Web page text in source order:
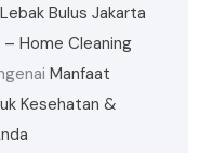
Bulus Jakarta
– Home Cleaning
Manfaat
Kesehatan &